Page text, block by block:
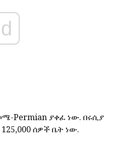
Permian ያቀፈ ነው. በሩሲያ
ሰዎች ቤት ነው.